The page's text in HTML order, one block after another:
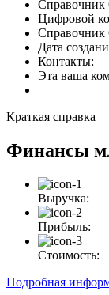
Цифровой
Дата
Контакты:
Эта ваша
Краткая справка
Финансы
Выручка:
Прибыль:
Стоимость:
Подробная